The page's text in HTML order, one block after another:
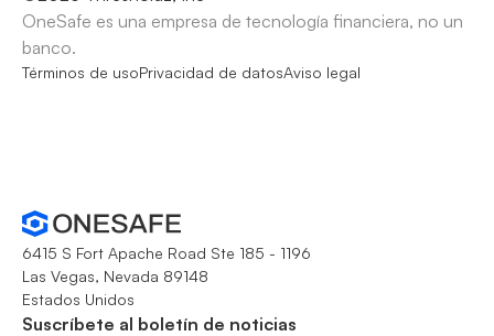
OneSafe es una empresa de tecnología financiera, no un
banco.
Términos de usoPrivacidad de datosAviso legal
6415 S Fort Apache Road Ste 185 - 1196
Las Vegas, Nevada 89148
Estados Unidos
Suscríbete al boletín de noticias